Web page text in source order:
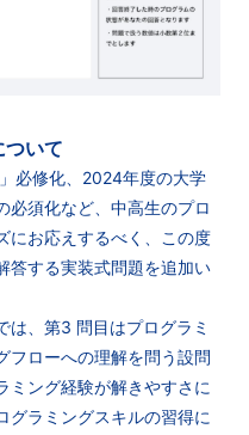
ついて
必修化、2024年度の大学
必須化など、中高生のプロ
にお応えするべく、この度
答する実装式問題を追加い
は、第3 問目はプログラミ
フローへの理解を問う設問
ミング経験が解きやすさに
グラミングスキルの習得に